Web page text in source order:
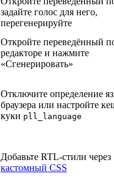
задайте голос для него,
перегенерируйте
Откройте переведённый
редакторе и нажмите
«Сгенерировать»
Отключите определение
браузера или настройте
куки pll_language
Добавьте RTL-стили через
кастомный CSS